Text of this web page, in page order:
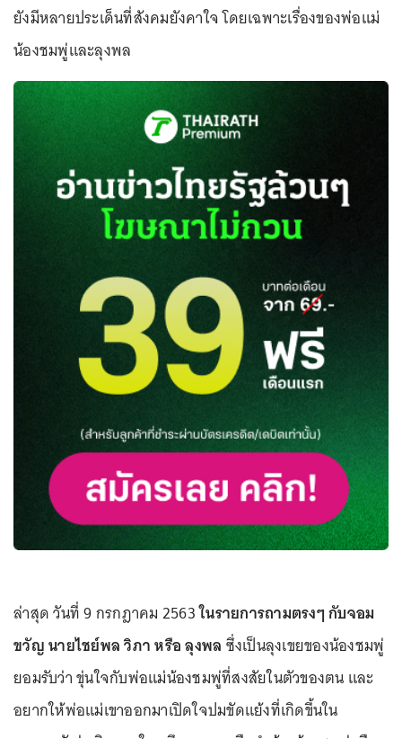
ยังมีหลายประเด็นที่สังคมยังคาใจ โดยเฉพาะเรื่องของพ่อแม่
น้องชมพู่และลุงพล
ล่าสุด วันที่ 9 กรกฎาคม 2563ในรายการถามตรงๆ กับจอม
ขวัญ นายไชย์พล วิภา หรือ ลุงพล ซึ่งเป็นลุงเขยของน้องชมพู่
ยอมรับว่า ขุ่นใจกับพ่อแม่น้องชมพู่ที่สงสัยในตัวของตน และ
อยากให้พ่อแม่เขาออกมาเปิดใจปมขัดแย้งที่เกิดขึ้นใน